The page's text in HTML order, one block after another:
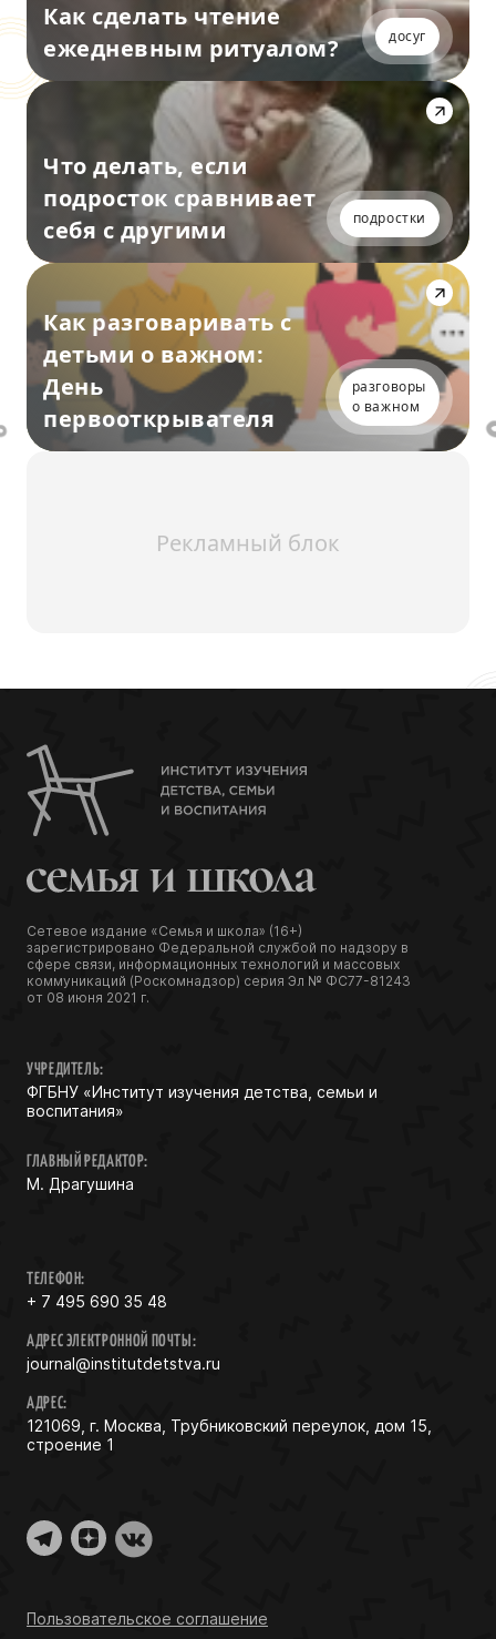
Как сделать чтение
ежедневным ритуалом?
досуг
Что делать, если
подросток сравнивает
себя с другими
подростки
Как разговаривать с
детьми о важном:
День
первооткрывателя
разговоры
о важном
Рекламный блок
Сетевое издание «Семья и школа» (16+)
зарегистрировано Федеральной службой по надзору в
сфере связи, информационных технологий и массовых
коммуникаций (Роскомнадзор) серия Эл № ФС77-81243
от 08 июня 2021 г.
УЧРЕДИТЕЛЬ:
ФГБНУ «Институт изучения детства, семьи и
воспитания»
ГЛАВНЫЙ РЕДАКТОР:
М. Драгушина
ТЕЛЕФОН:
+ 7 495 690 35 48
АДРЕС ЭЛЕКТРОННОЙ ПОЧТЫ:
journal@institutdetstva.ru
АДРЕС:
121069, г. Москва, Трубниковский переулок, дом 15,
строение 1
Пользовательское соглашение